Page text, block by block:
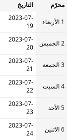
محرّم التاريخ
1 الأربعاء
2023-07-
19
2 الخميس
2023-07-
20
3 الجمعة
2023-07-
21
4 السبت
2023-07-
22
5 الأحد
2023-07-
23
6 الاثنين
2023-07-
24